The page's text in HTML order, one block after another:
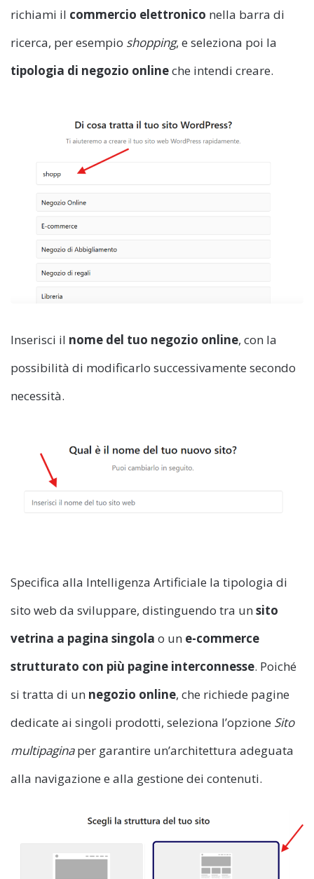
richiami il commercio elettronico nella barra di
ricerca, per esempio shopping, e seleziona poi la
tipologia di negozio onlineche intendi creare.
Inserisci il nome del tuo negozio online, con la
possibilità di modificarlo successivamente secondo
necessità.
Specifica alla Intelligenza Artificiale la tipologia di
sito web da sviluppare, distinguendo tra un sito
vetrina a pagina singola o un e-commerce
strutturato con più pagine interconnesse. Poiché
si tratta di un negozio online, che richiede pagine
dedicate ai singoli prodotti, seleziona l’opzione Sito
multipaginaper garantire un’architettura adeguata
alla navigazione e alla gestione dei contenuti.